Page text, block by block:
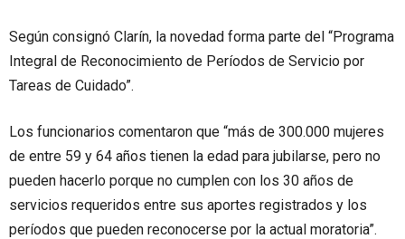
Según consignó Clarín, la novedad forma parte del “Programa
Integral de Reconocimiento de Períodos de Servicio por
Tareas de Cuidado”.
Los funcionarios comentaron que “más de 300.000 mujeres
de entre 59 y 64 años tienen la edad para jubilarse, pero no
pueden hacerlo porque no cumplen con los 30 años de
servicios requeridos entre sus aportes registrados y los
períodos que pueden reconocerse por la actual moratoria”.